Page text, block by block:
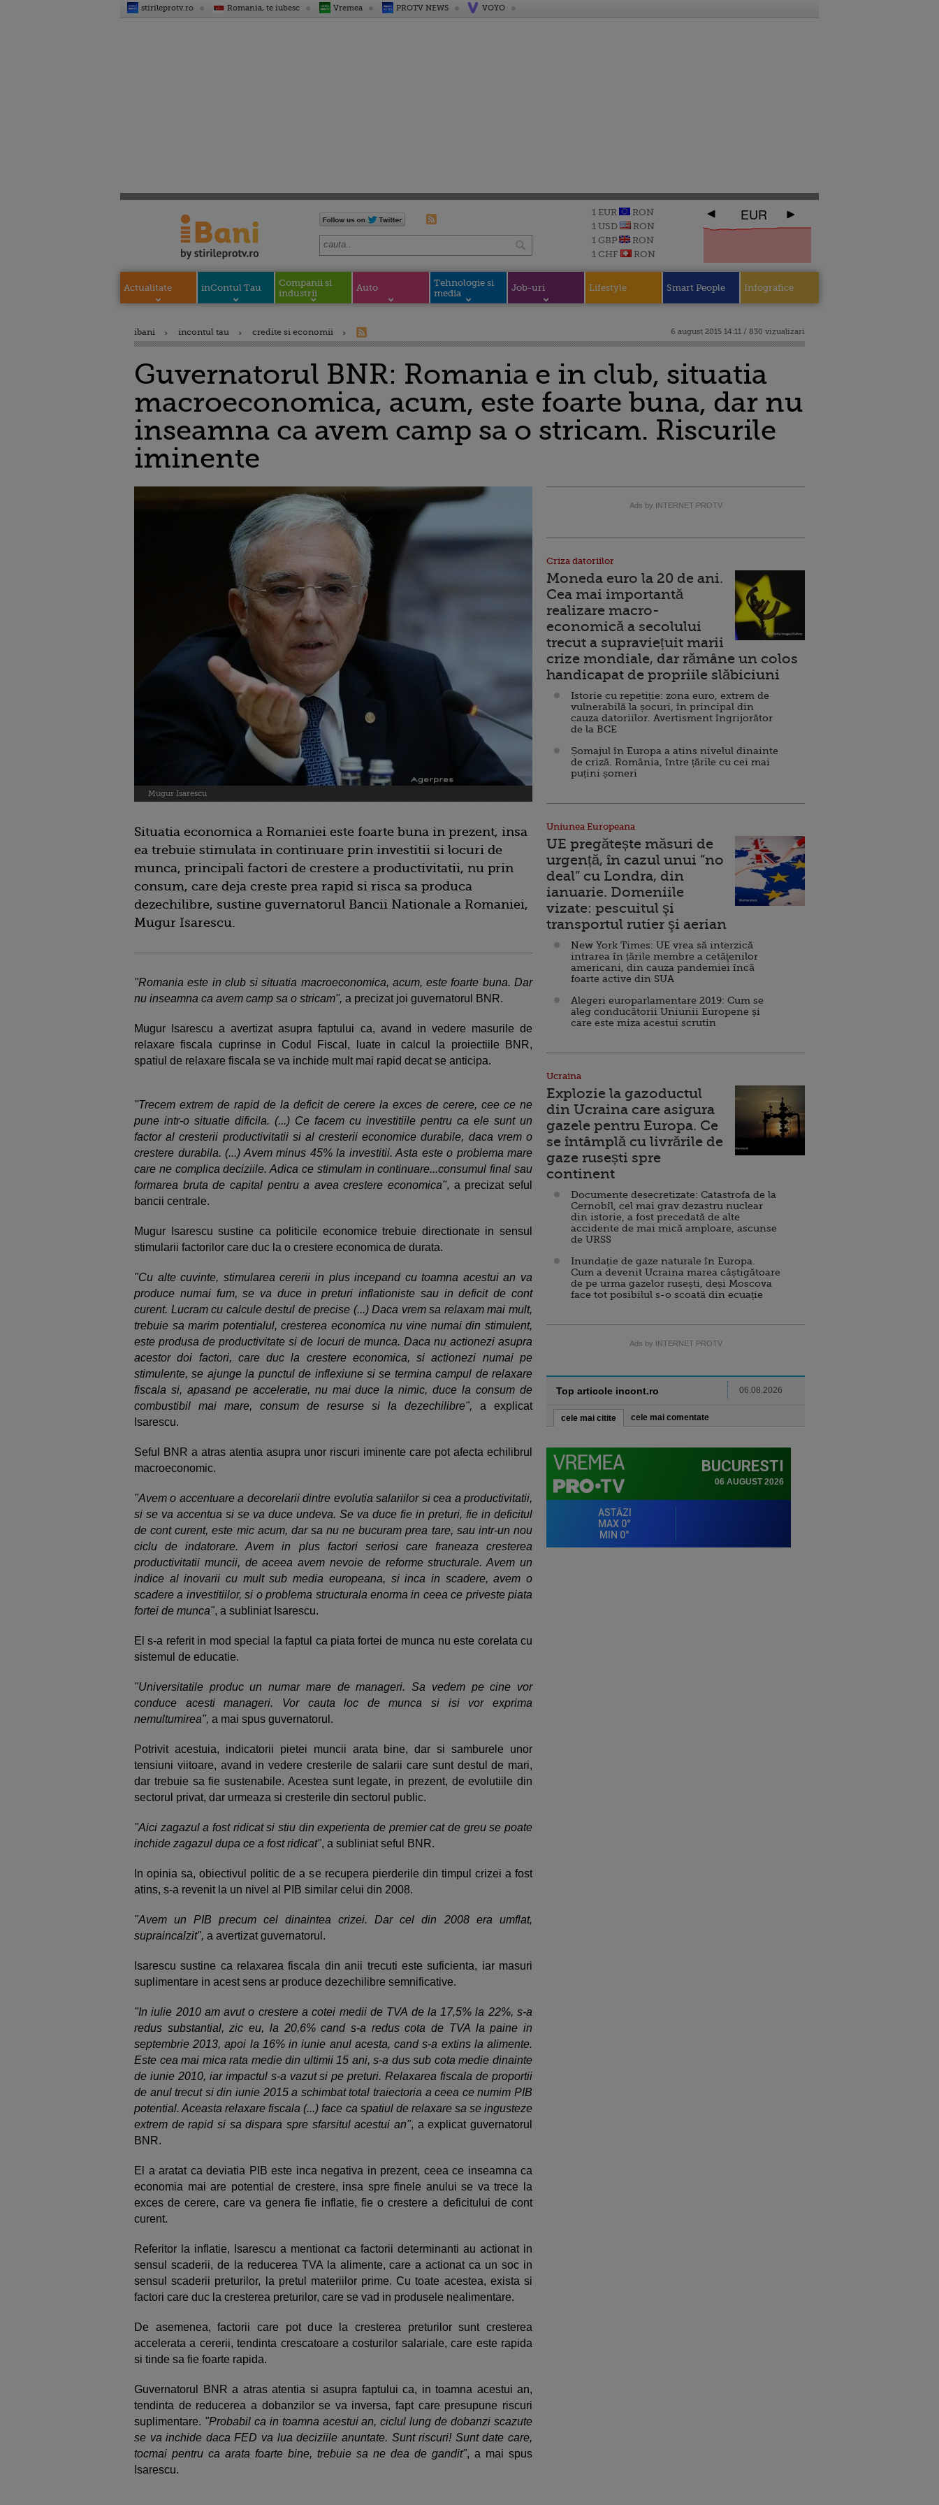
stirileprotv.ro Romania, te iubesc Vremea PROTV NEWS VOYO
1 EUR
RON
1 USD
RON
1 GBP
RON
1 CHF
RON
EUR
Actualitate inContul Tau
Companii si
industrii
Auto
Tehnologie si
media
Job-uri Lifestyle Smart People Infografice
ibani incontul tau credite si economii 6 august 2015 14:11 / 830 vizualizari
Guvernatorul BNR: Romania e in club, situatia
macroeconomica, acum, este foarte buna, dar nu
inseamna ca avem camp sa o stricam. Riscurile
iminente
Mugur Isarescu
Situatia economica a Romaniei este foarte buna in prezent, insa
ea trebuie stimulata in continuare prin investitii si locuri de
munca, principali factori de crestere a productivitatii, nu prin
consum, care deja creste prea rapid si risca sa produca
dezechilibre, sustine guvernatorul Bancii Nationale a Romaniei,
Mugur Isarescu.
"Romania este in club si situatia macroeconomica, acum, este foarte buna. Dar
nu inseamna ca avem camp sa o stricam", a precizat joi guvernatorul BNR.
Mugur Isarescu a avertizat asupra faptului ca, avand in vedere masurile de
relaxare fiscala cuprinse in Codul Fiscal, luate in calcul la proiectiile BNR,
spatiul de relaxare fiscala se va inchide mult mai rapid decat se anticipa.
"Trecem extrem de rapid de la deficit de cerere la exces de cerere, cee ce ne
pune intr-o situatie dificila. (...) Ce facem cu investitiile pentru ca ele sunt un
factor al cresterii productivitatii si al cresterii economice durabile, daca vrem o
crestere durabila. (...) Avem minus 45% la investitii. Asta este o problema mare
care ne complica deciziile. Adica ce stimulam in continuare...consumul final sau
formarea bruta de capital pentru a avea crestere economica", a precizat seful
bancii centrale.
Mugur Isarescu sustine ca politicile economice trebuie directionate in sensul
stimularii factorilor care duc la o crestere economica de durata.
"Cu alte cuvinte, stimularea cererii in plus incepand cu toamna acestui an va
produce numai fum, se va duce in preturi inflationiste sau in deficit de cont
curent. Lucram cu calcule destul de precise (...) Daca vrem sa relaxam mai mult,
trebuie sa marim potentialul, cresterea economica nu vine numai din stimulent,
este produsa de productivitate si de locuri de munca. Daca nu actionezi asupra
acestor doi factori, care duc la crestere economica, si actionezi numai pe
stimulente, se ajunge la punctul de inflexiune si se termina campul de relaxare
fiscala si, apasand pe acceleratie, nu mai duce la nimic, duce la consum de
combustibil mai mare, consum de resurse si la dezechilibre", a explicat
Isarescu.
Seful BNR a atras atentia asupra unor riscuri iminente care pot afecta echilibrul
macroeconomic.
"Avem o accentuare a decorelarii dintre evolutia salariilor si cea a productivitatii,
si se va accentua si se va duce undeva. Se va duce fie in preturi, fie in deficitul
de cont curent, este mic acum, dar sa nu ne bucuram prea tare, sau intr-un nou
ciclu de indatorare. Avem in plus factori seriosi care franeaza cresterea
productivitatii muncii, de aceea avem nevoie de reforme structurale. Avem un
indice al inovarii cu mult sub media europeana, si inca in scadere, avem o
scadere a investitiilor, si o problema structurala enorma in ceea ce priveste piata
fortei de munca", a subliniat Isarescu.
El s-a referit in mod special la faptul ca piata fortei de munca nu este corelata cu
sistemul de educatie.
"Universitatile produc un numar mare de manageri. Sa vedem pe cine vor
conduce acesti manageri. Vor cauta loc de munca si isi vor exprima
nemultumirea", a mai spus guvernatorul.
Potrivit acestuia, indicatorii pietei muncii arata bine, dar si samburele unor
tensiuni viitoare, avand in vedere cresterile de salarii care sunt destul de mari,
dar trebuie sa fie sustenabile. Acestea sunt legate, in prezent, de evolutiile din
sectorul privat, dar urmeaza si cresterile din sectorul public.
"Aici zagazul a fost ridicat si stiu din experienta de premier cat de greu se poate
inchide zagazul dupa ce a fost ridicat", a subliniat seful BNR.
In opinia sa, obiectivul politic de a se recupera pierderile din timpul crizei a fost
atins, s-a revenit la un nivel al PIB similar celui din 2008.
"Avem un PIB precum cel dinaintea crizei. Dar cel din 2008 era umflat,
supraincalzit", a avertizat guvernatorul.
Isarescu sustine ca relaxarea fiscala din anii trecuti este suficienta, iar masuri
suplimentare in acest sens ar produce dezechilibre semnificative.
"In iulie 2010 am avut o crestere a cotei medii de TVA de la 17,5% la 22%, s-a
redus substantial, zic eu, la 20,6% cand s-a redus cota de TVA la paine in
septembrie 2013, apoi la 16% in iunie anul acesta, cand s-a extins la alimente.
Este cea mai mica rata medie din ultimii 15 ani, s-a dus sub cota medie dinainte
de iunie 2010, iar impactul s-a vazut si pe preturi. Relaxarea fiscala de proportii
de anul trecut si din iunie 2015 a schimbat total traiectoria a ceea ce numim PIB
potential. Aceasta relaxare fiscala (...) face ca spatiul de relaxare sa se ingusteze
extrem de rapid si sa dispara spre sfarsitul acestui an", a explicat guvernatorul
BNR.
El a aratat ca deviatia PIB este inca negativa in prezent, ceea ce inseamna ca
economia mai are potential de crestere, insa spre finele anului se va trece la
exces de cerere, care va genera fie inflatie, fie o crestere a deficitului de cont
curent.
Referitor la inflatie, Isarescu a mentionat ca factorii determinanti au actionat in
sensul scaderii, de la reducerea TVA la alimente, care a actionat ca un soc in
sensul scaderii preturilor, la pretul materiilor prime. Cu toate acestea, exista si
factori care duc la cresterea preturilor, care se vad in produsele nealimentare.
De asemenea, factorii care pot duce la cresterea preturilor sunt cresterea
accelerata a cererii, tendinta crescatoare a costurilor salariale, care este rapida
si tinde sa fie foarte rapida.
Guvernatorul BNR a atras atentia si asupra faptului ca, in toamna acestui an,
tendinta de reducerea a dobanzilor se va inversa, fapt care presupune riscuri
suplimentare. "Probabil ca in toamna acestui an, ciclul lung de dobanzi scazute
se va inchide daca FED va lua deciziile anuntate. Sunt riscuri! Sunt date care,
tocmai pentru ca arata foarte bine, trebuie sa ne dea de gandit", a mai spus
Isarescu.
Ads by INTERNET PROTV
Criza datoriilor
Moneda euro la 20 de ani.
Cea mai importantă
realizare macro-
economică a secolului
trecut a supraviețuit marii
crize mondiale, dar rămâne un colos
handicapat de propriile slăbiciuni
Istorie cu repetiție: zona euro, extrem de
vulnerabilă la șocuri, în principal din
cauza datoriilor. Avertisment îngrijorător
de la BCE
Șomajul în Europa a atins nivelul dinainte
de criză. România, între țările cu cei mai
puțini șomeri
Uniunea Europeana
UE pregătește măsuri de
urgență, în cazul unui ”no
deal” cu Londra, din
ianuarie. Domeniile
vizate: pescuitul şi
transportul rutier şi aerian
New York Times: UE vrea să interzică
intrarea în țările membre a cetăţenilor
americani, din cauza pandemiei încă
foarte active din SUA
Alegeri europarlamentare 2019: Cum se
aleg conducătorii Uniunii Europene și
care este miza acestui scrutin
Ucraina
Explozie la gazoductul
din Ucraina care asigura
gazele pentru Europa. Ce
se întâmplă cu livrările de
gaze rusești spre
continent
Documente desecretizate: Catastrofa de la
Cernobîl, cel mai grav dezastru nuclear
din istorie, a fost precedată de alte
accidente de mai mică amploare, ascunse
de URSS
Inundație de gaze naturale în Europa.
Cum a devenit Ucraina marea câștigătoare
de pe urma gazelor rusești, deși Moscova
face tot posibilul s-o scoată din ecuație
Ads by INTERNET PROTV
Top articole incont.ro 06.08.2026
cele mai citite cele mai comentate